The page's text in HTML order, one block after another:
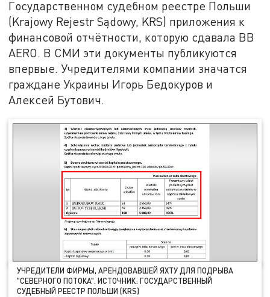
Государственном судебном реестре Польши
(Krajowy Rejestr Sądowy, KRS) приложения к
финансовой отчётности, которую сдавала BB
AERO. В СМИ эти документы публикуются
впервые. Учредителями компании значатся
граждане Украины Игорь Бедокуров и
Алексей Бутович.
УЧРЕДИТЕЛИ ФИРМЫ, АРЕНДОВАВШЕЙ ЯХТУ ДЛЯ ПОДРЫВА
"СЕВЕРНОГО ПОТОКА". ИСТОЧНИК: ГОСУДАРСТВЕННЫЙ
СУДЕБНЫЙ РЕЕСТР ПОЛЬШИ (KRS)